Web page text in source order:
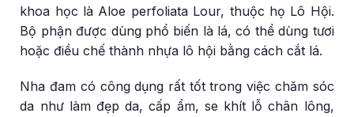
khoa học là Aloe perfoliata Lour, thuộc họ Lô Hội.
Bộ phận được dùng phổ biến là lá, có thể dùng tươi
hoặc điều chế thành nhựa lô hội bằng cách cắt lá.
Nha đam có công dụng rất tốt trong việc chăm sóc
da như làm đẹp da, cấp ẩm, se khít lỗ chân lông,